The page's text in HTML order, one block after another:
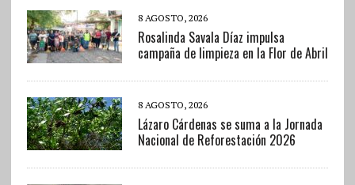
8 AGOSTO, 2026
Rosalinda Savala Díaz impulsa
campaña de limpieza en la Flor de Abril
8 AGOSTO, 2026
Lázaro Cárdenas se suma a la Jornada
Nacional de Reforestación 2026